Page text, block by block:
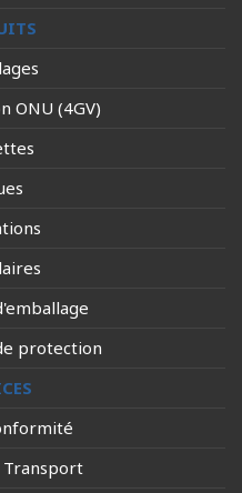
ONU (4GV)
protection
Transport